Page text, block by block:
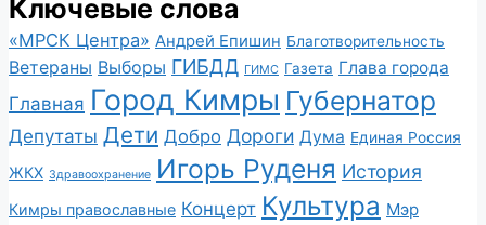
Ключевые слова
«МРСК Центра» Андрей Епишин Благотворительность
Ветераны Выборы ГИБДД ГИМС Газета Глава города
Главная Город Кимры Губернатор
Депутаты Дети Добро Дороги Дума Единая Россия
ЖКХ Здравоохранение Игорь Руденя История
Кимры православные Концерт Культура Мэр